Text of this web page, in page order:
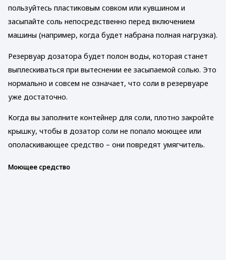
пользуйтесь пластиковым совком или кувшином и
засыпайте соль непосредственно перед включением
машины (например, когда будет набрана полная нагрузка).
Резервуар дозатора будет полон воды, которая станет
выплескиваться при вытеснении ее засыпаемой солью. Это
нормально и совсем не означает, что соли в резервуаре
уже достаточно.
Когда вы заполните контейнер для соли, плотно закройте
крышку, чтобы в дозатор соли не попало моющее или
ополаскивающее средство – они повредят умягчитель.
Моющее средство